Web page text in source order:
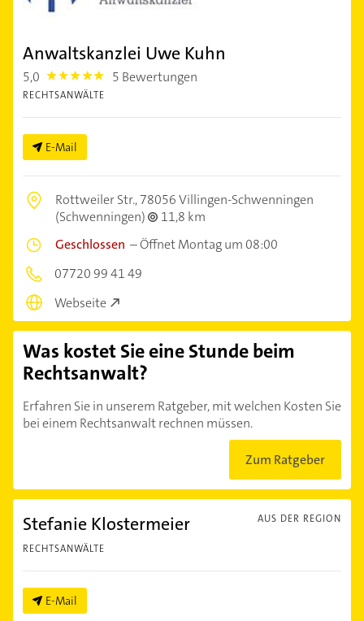
Anwaltskanzlei Uwe Kuhn
5,0 5.0 5 Bewertungen
RECHTSANWÄLTE
E-Mail
Rottweiler Str.,78056 Villingen-Schwenningen
(Schwenningen)
11,8 km
Geschlossen –Öffnet Montag um 08:00
07720 99 41 49
Webseite
Was kostet Sie eine Stunde beim
Rechtsanwalt?
Erfahren Sie in unserem Ratgeber, mit welchen Kosten Sie
bei einem Rechtsanwalt rechnen müssen.
Zum Ratgeber
AUS DER REGION
Stefanie Klostermeier
RECHTSANWÄLTE
E-Mail